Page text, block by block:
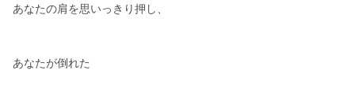
あなたの肩を思いっきり押し、
あなたが倒れた